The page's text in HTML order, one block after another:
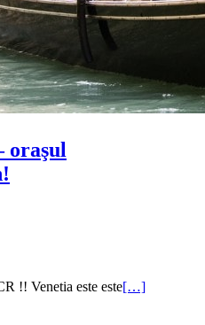
oraşul
!! Venetia este este[…]